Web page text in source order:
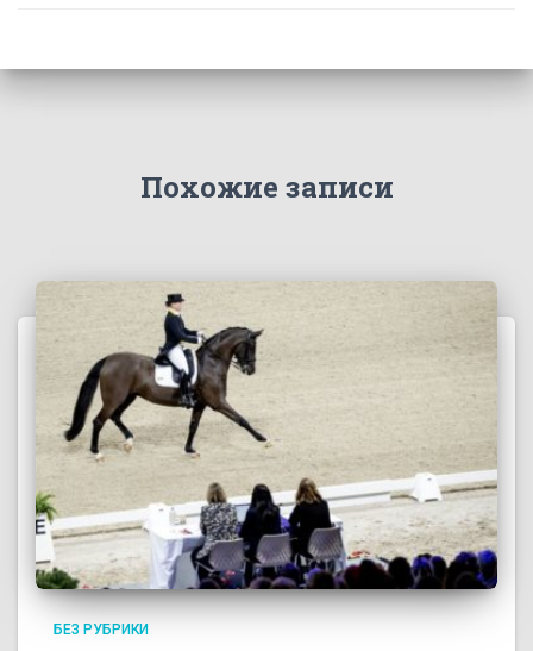
Похожие записи
БЕЗ РУБРИКИ